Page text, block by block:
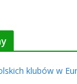
klubów w